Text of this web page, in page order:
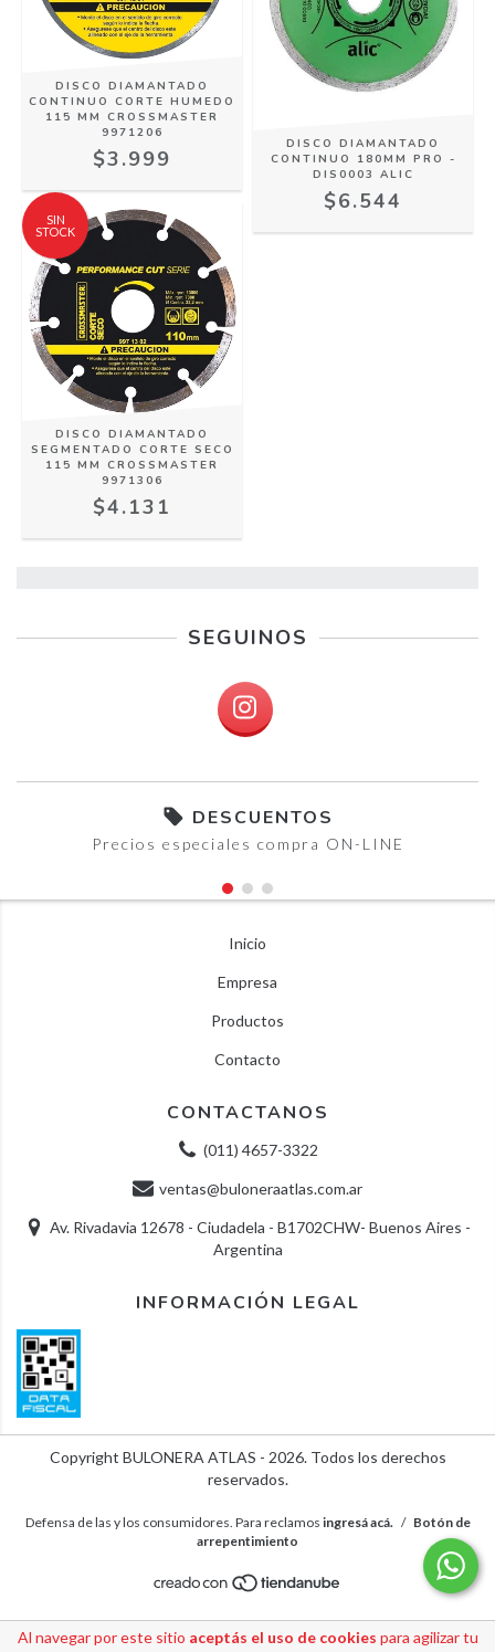
Al navegar por este sitio aceptás el uso de cookies para agilizar tu
DISCO DIAMANTADO
CONTINUO CORTE HUMEDO
115 MM CROSSMASTER
9971206
$3.999
DISCO DIAMANTADO
CONTINUO 180MM PRO -
DIS0003 ALIC
$6.544
SIN
STOCK
DISCO DIAMANTADO
SEGMENTADO CORTE SECO
115 MM CROSSMASTER
9971306
$4.131
SEGUINOS
DESCUENTOS
Precios especiales compra ON-LINE
Inicio
Empresa
Productos
Contacto
CONTACTANOS
(011) 4657-3322
ventas@buloneraatlas.com.ar
Av. Rivadavia 12678 - Ciudadela - B1702CHW- Buenos Aires -
Argentina
INFORMACIÓN LEGAL
Copyright BULONERA ATLAS - 2026. Todos los derechos
reservados.
Defensa de las y los consumidores. Para reclamos ingresá acá. / Botón de
arrepentimiento